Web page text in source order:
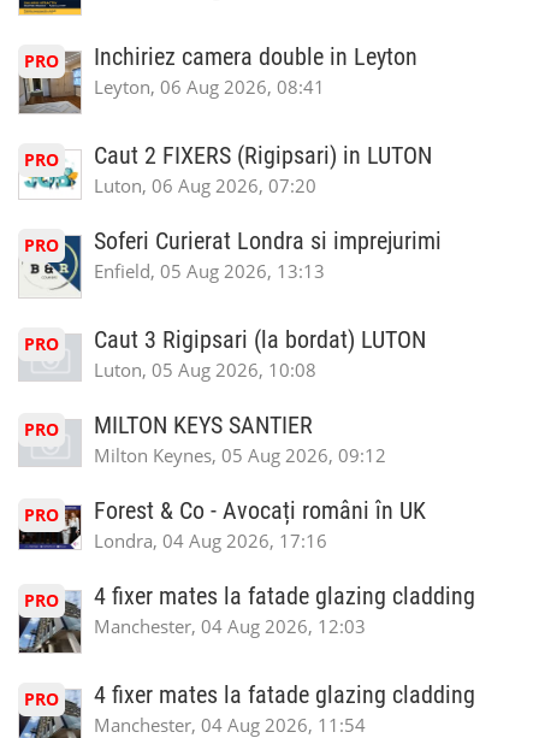
PRO Inchiriez camera double in Leyton
Leyton, 06 Aug 2026, 08:41
PRO Caut 2 FIXERS (Rigipsari) in LUTON
Luton, 06 Aug 2026, 07:20
PRO Soferi Curierat Londra si imprejurimi
Enfield, 05 Aug 2026, 13:13
PRO Caut 3 Rigipsari (la bordat) LUTON
Luton, 05 Aug 2026, 10:08
PRO MILTON KEYS SANTIER
Milton Keynes, 05 Aug 2026, 09:12
PRO Forest & Co - Avocați români în UK
Londra, 04 Aug 2026, 17:16
PRO 4 fixer mates la fatade glazing cladding
Manchester, 04 Aug 2026, 12:03
PRO 4 fixer mates la fatade glazing cladding
Manchester, 04 Aug 2026, 11:54